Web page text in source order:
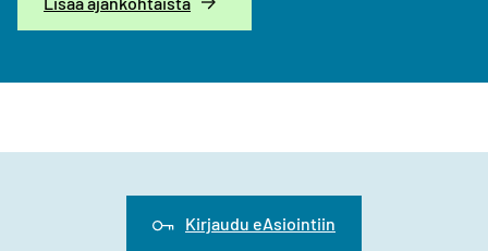
Kirjaudu eAsiointiin